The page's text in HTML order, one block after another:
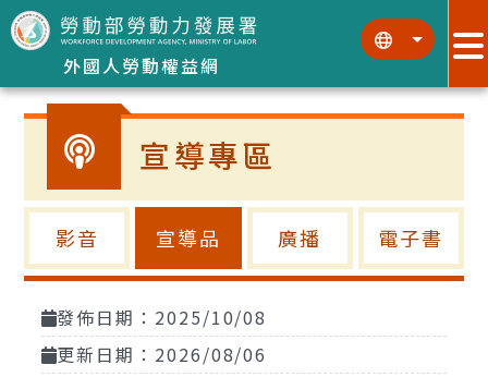
跳到主要內容區塊
外國人勞動權益網
::: :::
宣導專區
影音 宣導品 廣播 電子書
發佈日期：2025/10/08
更新日期：2026/08/06